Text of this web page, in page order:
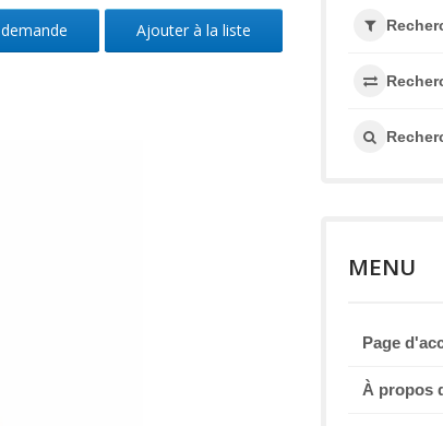
Ajouter à la liste
MENU
Page
À propos